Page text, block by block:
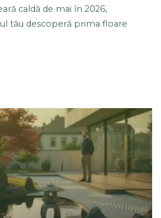
caldă de mai în 2026,
tău descoperă prima floare